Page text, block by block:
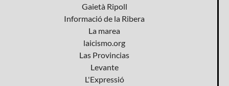
Gaietà Ripoll
Informació de la Ribera
La marea
laicismo.org
Las Provincias
Levante
L'Expressió